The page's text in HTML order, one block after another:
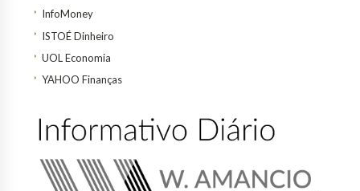
InfoMoney
ISTOÉ Dinheiro
UOL Economia
YAHOO Finanças